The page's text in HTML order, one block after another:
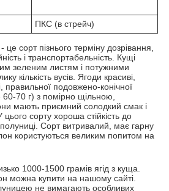
ПКС (в стрейч)
сорт пізнього терміну дозрівання,
і транспортабельність. Кущі
зеленим листям і потужними
кількість вусів. Ягоди красиві,
правильної подовжено-конічної
70 г) з помірно щільною,
мають приємний солодкий смак і
сорту хороша стійкість до
Сорт витривалий, має гарну
користуються великим попитом на
1000-1500 грамів ягід з куща.
можна купити на нашому сайті.
не вимагають особливих